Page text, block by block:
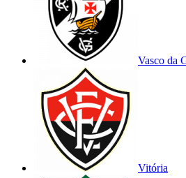
Vasco da
Vitória